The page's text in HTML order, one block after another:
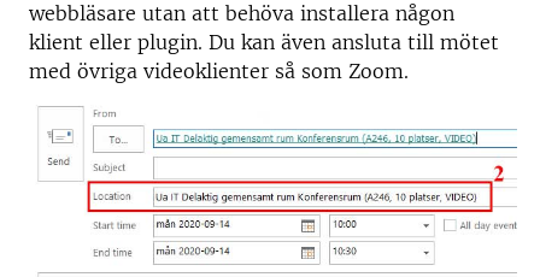
webbläsare utan att behöva installera någon
klient eller plugin. Du kan även ansluta till mötet
med övriga videoklienter så som Zoom.